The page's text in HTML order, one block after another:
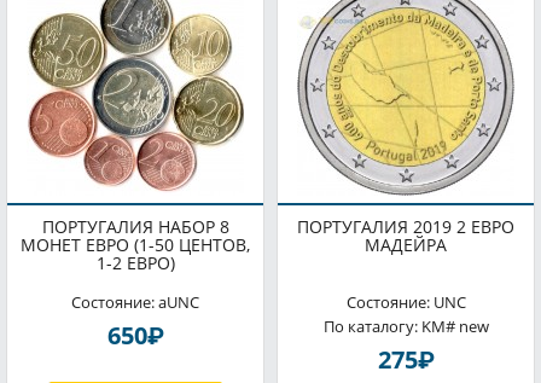
ПОРТУГАЛИЯ НАБОР 8
МОНЕТ ЕВРО (1-50 ЦЕНТОВ,
1-2 ЕВРО)
Состояние: aUNC
650P
ПОРТУГАЛИЯ 2019 2 ЕВРО
МАДЕЙРА
Состояние: UNC
По каталогу: KM# new
275P